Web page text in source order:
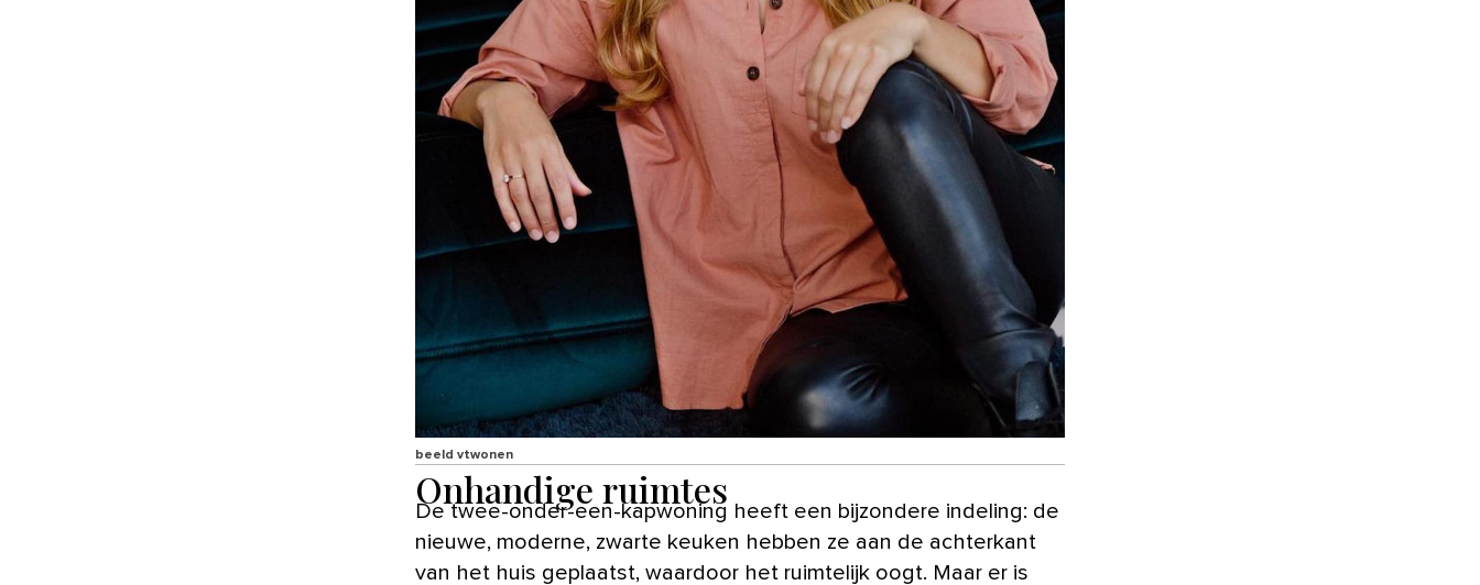
beeld vtwonen
Onhandige ruimtes
De twee-onder-een-kapwoning heeft een bijzondere indeling: de
nieuwe, moderne, zwarte keuken hebben ze aan de achterkant
van het huis geplaatst, waardoor het ruimtelijk oogt. Maar er is